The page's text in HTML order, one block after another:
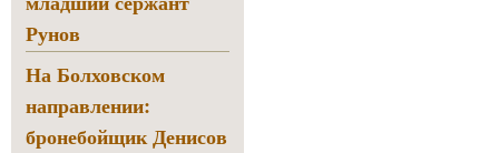
Рунов
На Болховском
направлении:
бронебойщик Денисов